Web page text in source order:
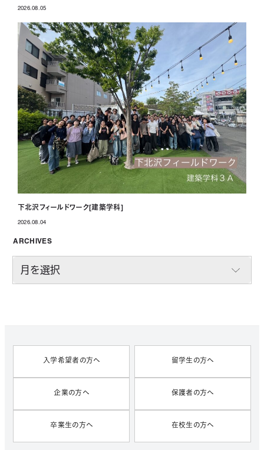
2026.08.05
下北沢フィールドワーク[建築学科]
2026.08.04
ARCHIVES
入学希望者の方へ 留学生の方へ
企業の方へ 保護者の方へ
卒業生の方へ 在校生の方へ